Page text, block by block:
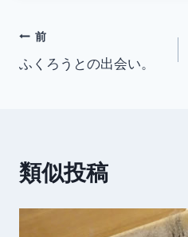
投
稿
ゲ
ー
前
ふくろうとの出会い。
類似投稿